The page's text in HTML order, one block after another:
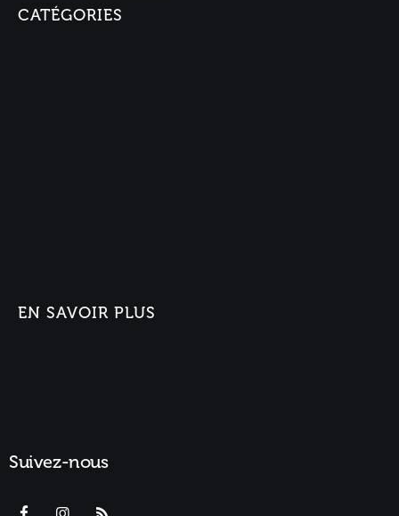
CATÉGORIES
EN SAVOIR PLUS
Suivez-nous